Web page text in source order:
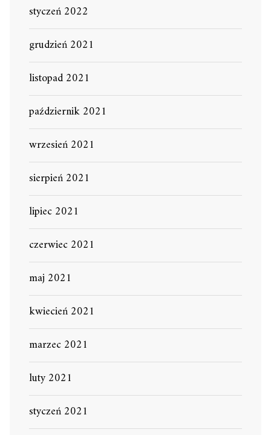
styczeń 2022
grudzień 2021
listopad 2021
październik 2021
wrzesień 2021
sierpień 2021
lipiec 2021
czerwiec 2021
maj 2021
kwiecień 2021
marzec 2021
luty 2021
styczeń 2021